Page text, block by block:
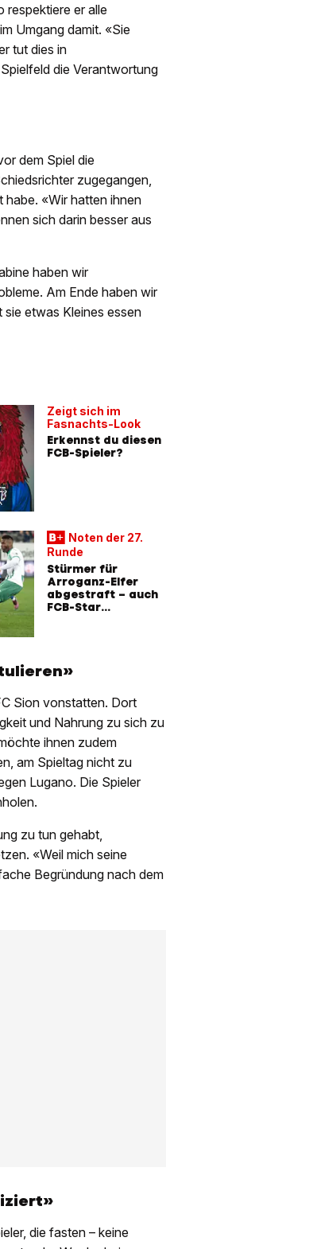
er alle
Umgang damit. «Sie
tut dies in
die Verantwortung
dem Spiel die
zugegangen,
habe. «Wir hatten ihnen
sich darin besser aus
haben wir
Am Ende haben wir
etwas Kleines essen
Zeigt sich im
Fasnachts-Look
Erkennst du diesen
FCB-Spieler?
Noten der 27.
Runde
Stürmer für
Arroganz-Elfer
abgestraft – auch
FCB-Star
Sion vonstatten. Dort
und Nahrung zu sich zu
ihnen zudem
am Spieltag nicht zu
Lugano. Die Spieler
zu tun gehabt,
«Weil mich seine
Begründung nach dem
die fasten – keine